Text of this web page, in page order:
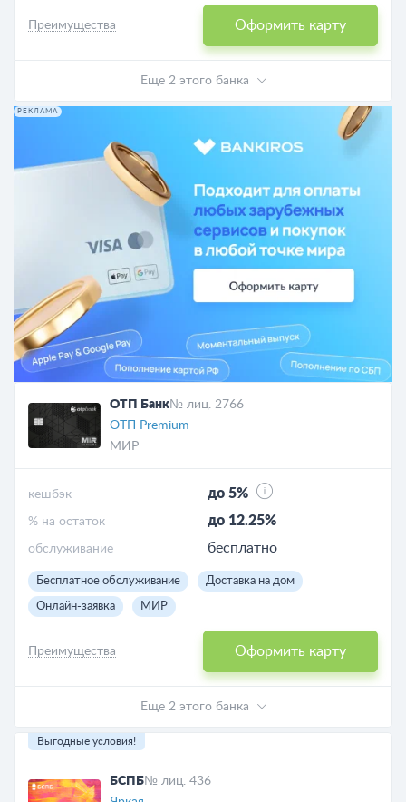
Оформить карту
Преимущества
Еще 2 этого банка
РЕКЛАМА
ОТП Банк№ лиц. 2766
ОТП Premium
МИР
до 5%
кешбэк
до 12.25%
% на остаток
бесплатно
обслуживание
Оформить карту
Преимущества
Бесплатное обслуживание Доставка на дом
Онлайн-заявка МИР
Еще 2 этого банка
Выгодные условия!
БСПБ№ лиц. 436